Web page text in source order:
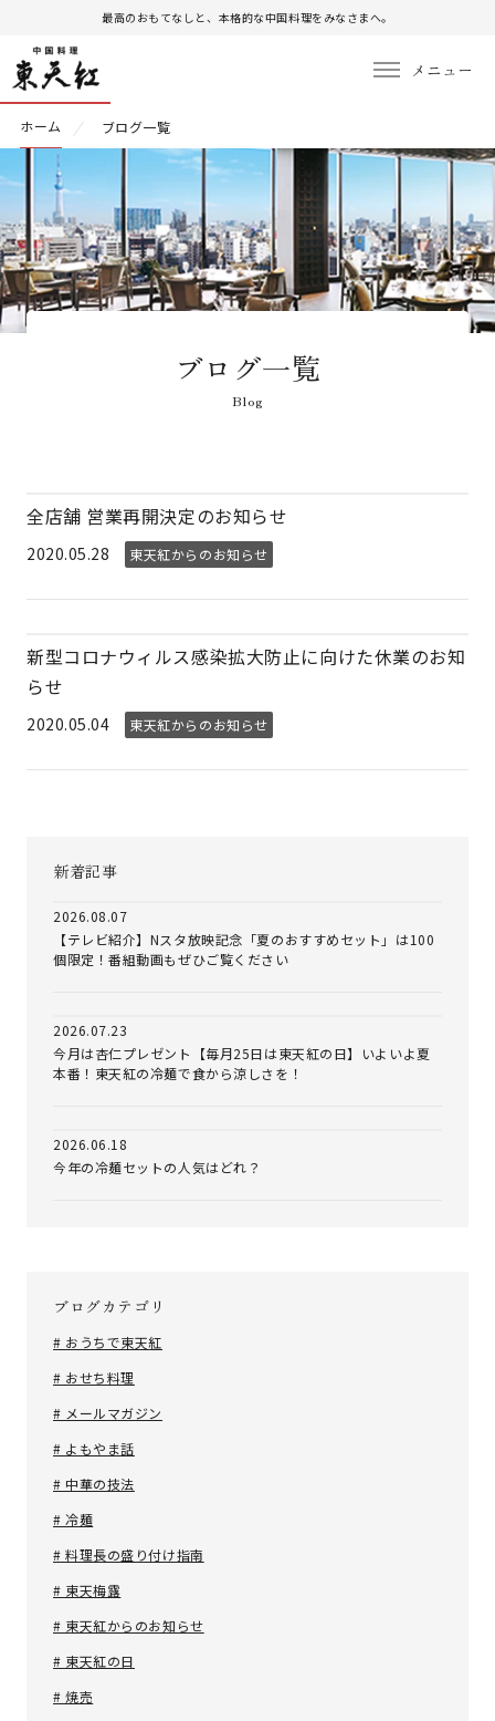
最高のおもてなしと、本格的な中国料理をみなさまへ。
ホーム ブログ一覧
ブログ一覧
Blog
全店舗 営業再開決定のお知らせ
2020.05.28 東天紅からのお知らせ
新型コロナウィルス感染拡大防止に向けた休業のお知
らせ
2020.05.04 東天紅からのお知らせ
新着記事
2026.08.07
【テレビ紹介】Nスタ放映記念「夏のおすすめセット」は100
個限定！番組動画もぜひご覧ください
2026.07.23
今月は杏仁プレゼント【毎月25日は東天紅の日】いよいよ夏
本番！東天紅の冷麺で食から涼しさを！
2026.06.18
今年の冷麺セットの人気はどれ？
ブログカテゴリ
# おうちで東天紅
# おせち料理
# メールマガジン
# よもやま話
# 中華の技法
# 冷麺
# 料理長の盛り付け指南
# 東天梅露
# 東天紅からのお知らせ
# 東天紅の日
# 焼売